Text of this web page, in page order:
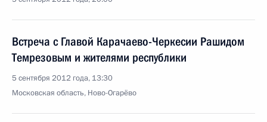
Встреча с Главой Карачаево-Черкесии Рашидом
Темрезовым и жителями республики
5 сентября 2012 года, 13:30
Московская область, Ново-Огарёво